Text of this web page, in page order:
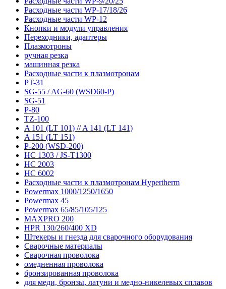
Расходные части WP-17/18/26
Расходные части WP-12
Кнопки и модули управления
Переходники, адаптеры
Плазмотроны
ручная резка
машинная резка
Расходные части к плазмотронам
PT-31
SG-55 / AG-60 (WSD60-P)
SG-51
P-80
TZ-100
A 101 (LT 101) // A 141 (LT 141)
A 151 (LT 151)
P-200 (WSD-200)
HC 1303 / JS-T1300
HC 2003
HC 6002
Расходные части к плазмотронам Hypertherm
Powermax 1000/1250/1650
Powermax 45
Powermax 65/85/105/125
MAXPRO 200
HPR 130/260/400 XD
Штекеры и гнезда для сварочного оборудования
Сварочные материалы
Сварочная проволока
омедненная проволока
бронзированная проволока
для меди, бронзы, латуни и медно-никелевых сплавов